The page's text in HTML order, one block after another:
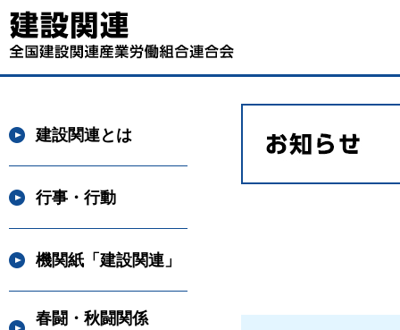
建設関連とは
行事・行動
機関紙「建設関連」
春闘・秋闘関係